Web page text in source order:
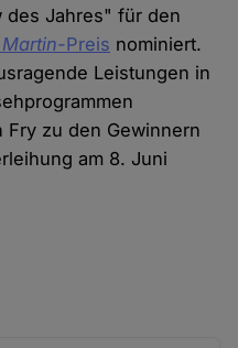
des Jahres" für den
Preis nominiert.
Leistungen in
zu den Gewinnern
am 8. Juni